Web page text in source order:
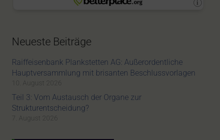
Neueste Beiträge
Raiffeisenbank Plankstetten AG: Außerordentliche
Hauptversammlung mit brisanten Beschlussvorlagen
10. August 2026
Teil 3: Vom Austausch der Organe zur
Strukturentscheidung?
7. August 2026